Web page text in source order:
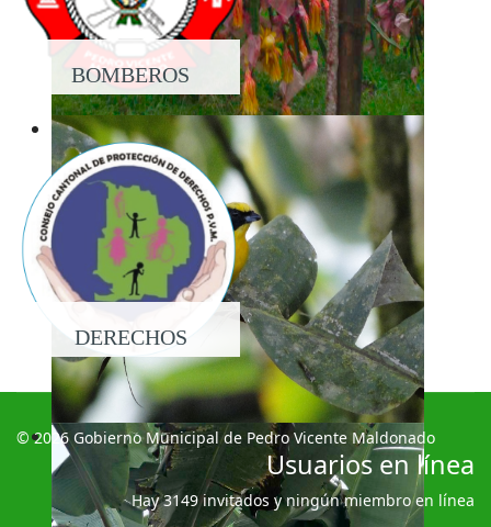
BOMBEROS
DERECHOS
© 2026 Gobierno Municipal de Pedro Vicente Maldonado
Usuarios en línea
Hay 3149 invitados y ningún miembro en línea